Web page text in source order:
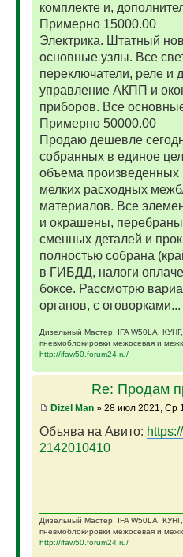
комплекте и,
Примерно 15000.00
Электрика. Штатный
основные узлы. Все
переключатели, реле и
управление АКПП и
приборов. Все
Примерно 50000.00
Продаю дешевле
собранных в единое
объема произведенных
мелких расходных
материалов. Все
и окрашены,
сменных деталей и
полностью собрана
в ГИБДД, налоги
боксе. Рассмотрю
органов, с оговорками...
Дизельный Мастер. IFA W50LA,
пневмоблокировки межосевая и
http://ifaw50.forum24.ru/
Re: Продам
Dizel Man» 28 июл 2021, Ср
Объява на Авито:
2142010410
Дизельный Мастер. IFA W50LA,
пневмоблокировки межосевая и
http://ifaw50.forum24.ru/